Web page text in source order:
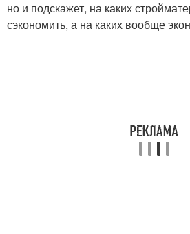
но и подскажет, на каких
сэкономить, а на каких вообще